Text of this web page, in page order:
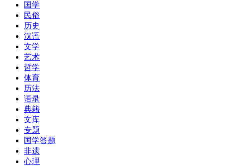
国学
民俗
历史
汉语
文学
艺术
哲学
体育
历法
语录
典籍
文库
专题
国学答题
非遗
心理